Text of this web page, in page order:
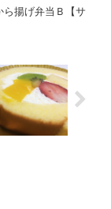
ら揚げ弁当Ｂ【サ